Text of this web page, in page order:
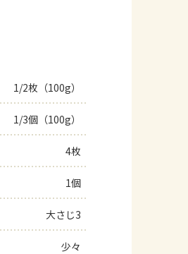
ク
あるお問い合わせ
い物
1/2枚（100g）
1/3個（100g）
4枚
1個
大さじ3
少々